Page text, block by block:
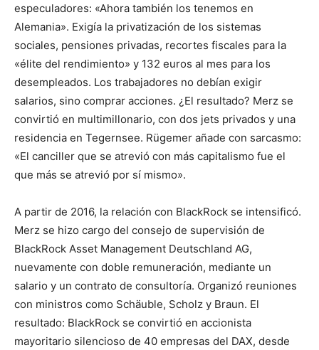
especuladores: «Ahora también los tenemos en
Alemania». Exigía la privatización de los sistemas
sociales, pensiones privadas, recortes fiscales para la
«élite del rendimiento» y 132 euros al mes para los
desempleados. Los trabajadores no debían exigir
salarios, sino comprar acciones. ¿El resultado? Merz se
convirtió en multimillonario, con dos jets privados y una
residencia en Tegernsee. Rügemer añade con sarcasmo:
«El canciller que se atrevió con más capitalismo fue el
que más se atrevió por sí mismo».
A partir de 2016, la relación con BlackRock se intensificó.
Merz se hizo cargo del consejo de supervisión de
BlackRock Asset Management Deutschland AG,
nuevamente con doble remuneración, mediante un
salario y un contrato de consultoría. Organizó reuniones
con ministros como Schäuble, Scholz y Braun. El
resultado: BlackRock se convirtió en accionista
mayoritario silencioso de 40 empresas del DAX, desde